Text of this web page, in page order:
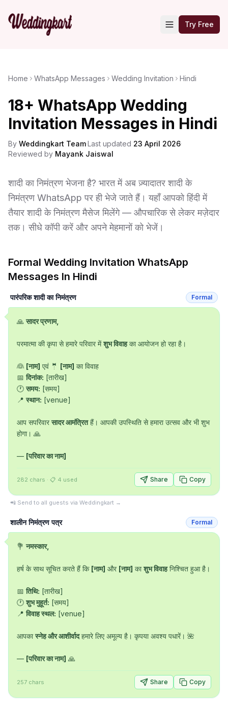
Try Free
Home WhatsApp Messages Wedding Invitation Hindi
18+ WhatsApp Wedding
Invitation Messages in Hindi
By Weddingkart Team·Last updated 23 April 2026·
Reviewed by Mayank Jaiswal
शादी का निमंत्रण भेजना है? भारत में अब ज़्यादातर शादी के
निमंत्रण WhatsApp पर ही भेजे जाते हैं। यहाँ आपको हिंदी में
तैयार शादी के निमंत्रण मैसेज मिलेंगे — औपचारिक से लेकर मज़ेदार
तक। सीधे कॉपी करें और अपने मेहमानों को भेजें।
Formal Wedding Invitation WhatsApp
Messages In Hindi
पारंपरिक शादी का निमंत्रण Formal
🙏 सादर प्रणाम,
परमात्मा की कृपा से हमारे परिवार में शुभ विवाह का आयोजन हो रहा है।
👰 [नाम] एवं 🤵 [नाम] का विवाह
📅 दिनांक: [तारीख]
🕐 समय: [समय]
📍 स्थान: [venue]
आप सपरिवार सादर आमंत्रित हैं। आपकी उपस्थिति से हमारा उत्सव और भी शुभ
होगा। 🙏
— [परिवार का नाम]
282 chars · 📋 4 used Share Copy
📲 Send to all guests via Weddingkart →
शालीन निमंत्रण पत्र Formal
💐 नमस्कार,
हर्ष के साथ सूचित करते हैं कि [नाम] और [नाम] का शुभ विवाह निश्चित हुआ है।
📅 तिथि: [तारीख]
🕐 शुभ मुहूर्त: [समय]
📍 विवाह स्थल: [venue]
आपका स्नेह और आशीर्वाद हमारे लिए अमूल्य है। कृपया अवश्य पधारें। 🌺
— [परिवार का नाम] 🙏
257 chars Share Copy